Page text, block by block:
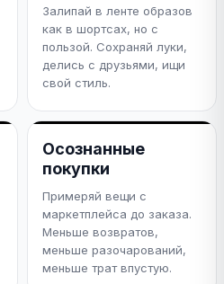
Залипай в ленте образов
как в шортсах, но с
пользой. Сохраняй луки,
делись с друзьями, ищи
свой стиль.
Осознанные
покупки
Примеряй вещи с
маркетплейса до заказа.
Меньше возвратов,
меньше разочарований,
меньше трат впустую.